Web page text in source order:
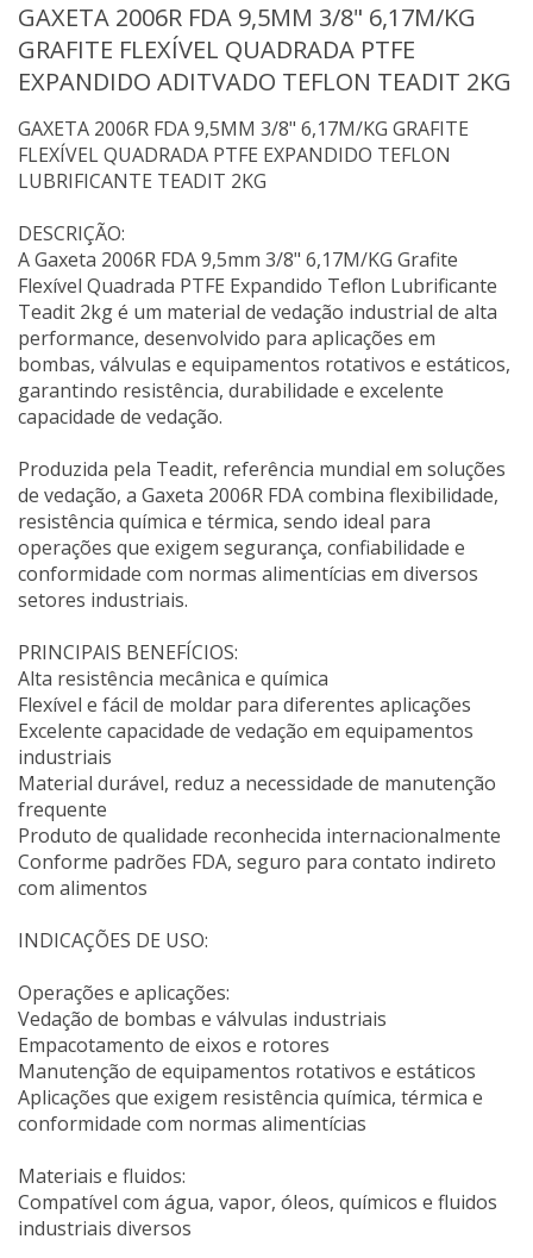
GAXETA 2006R FDA 9,5MM 3/8" 6,17M/KG
GRAFITE FLEXÍVEL QUADRADA PTFE
EXPANDIDO ADITVADO TEFLON TEADIT 2KG
GAXETA 2006R FDA 9,5MM 3/8" 6,17M/KG GRAFITE
FLEXÍVEL QUADRADA PTFE EXPANDIDO TEFLON
LUBRIFICANTE TEADIT 2KG
DESCRIÇÃO:
A Gaxeta 2006R FDA 9,5mm 3/8" 6,17M/KG Grafite
Flexível Quadrada PTFE Expandido Teflon Lubrificante
Teadit 2kg é um material de vedação industrial de alta
performance, desenvolvido para aplicações em
bombas, válvulas e equipamentos rotativos e estáticos,
garantindo resistência, durabilidade e excelente
capacidade de vedação.
Produzida pela Teadit, referência mundial em soluções
de vedação, a Gaxeta 2006R FDA combina flexibilidade,
resistência química e térmica, sendo ideal para
operações que exigem segurança, confiabilidade e
conformidade com normas alimentícias em diversos
setores industriais.
PRINCIPAIS BENEFÍCIOS:
Alta resistência mecânica e química
Flexível e fácil de moldar para diferentes aplicações
Excelente capacidade de vedação em equipamentos
industriais
Material durável, reduz a necessidade de manutenção
frequente
Produto de qualidade reconhecida internacionalmente
Conforme padrões FDA, seguro para contato indireto
com alimentos
INDICAÇÕES DE USO:
Operações e aplicações:
Vedação de bombas e válvulas industriais
Empacotamento de eixos e rotores
Manutenção de equipamentos rotativos e estáticos
Aplicações que exigem resistência química, térmica e
conformidade com normas alimentícias
Materiais e fluidos:
Compatível com água, vapor, óleos, químicos e fluidos
industriais diversos